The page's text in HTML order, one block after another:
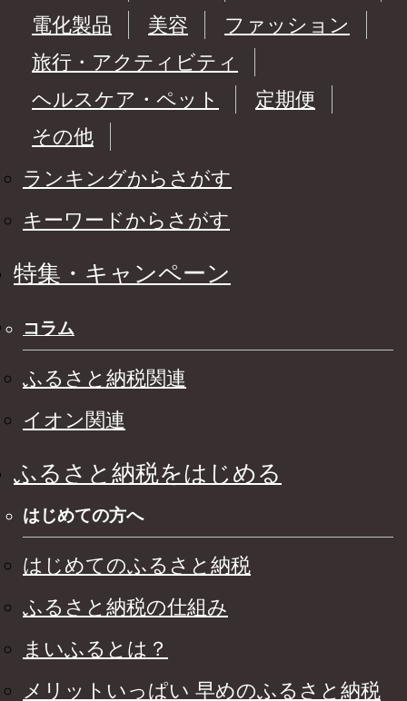
電化製品
美容
ファッション
旅行・アクティビティ
ヘルスケア・ペット
定期便
その他
ランキングからさがす
キーワードからさがす
特集・キャンペーン
コラム
ふるさと納税関連
イオン関連
ふるさと納税をはじめる
はじめての方へ
はじめてのふるさと納税
ふるさと納税の仕組み
まいふるとは？
メリットいっぱい 早めのふるさと納税